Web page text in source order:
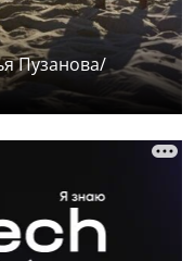
Пузанова/